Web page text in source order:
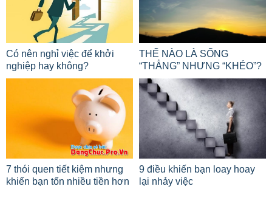
Có nên nghỉ việc để khởi
nghiệp hay không?
THẾ NÀO LÀ SỐNG
“THẲNG” NHƯNG “KHÉO”?
7 thói quen tiết kiệm nhưng
khiến bạn tốn nhiều tiền hơn
9 điều khiến bạn loay hoay
lại nhảy việc